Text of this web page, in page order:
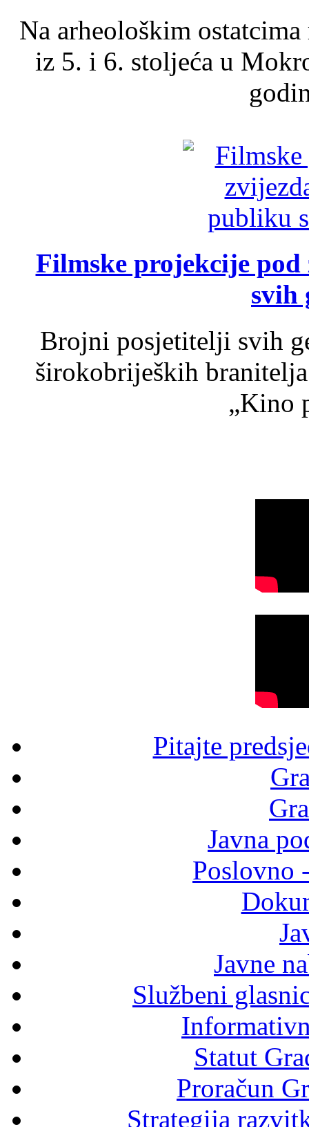
Na arheološkim
iz 5. i 6. stoljeća u
Filmske projekcije
svih
Brojni posjetitelji svih
širokobrijeških
„Kino
Pitajte
Javna
Poslovno
Javne
Službeni
Statut
Proračun
Strategija